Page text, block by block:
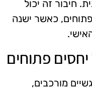
חיבור זה יכול
כאשר ישנה
פתוחים
מורכבים,